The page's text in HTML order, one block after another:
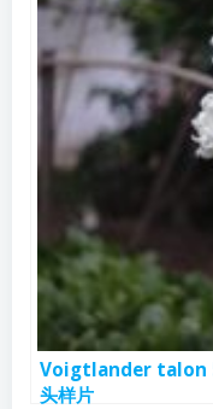
Voigtlander talon
头样片